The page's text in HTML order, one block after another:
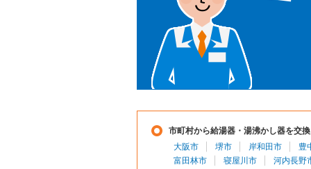
市町村から給湯器・湯沸かし器を交
大阪市
堺市 岸和田市
豊
富田林市
寝屋川市
河内長野